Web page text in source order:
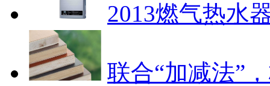
2013燃气热水
联合“加减法”